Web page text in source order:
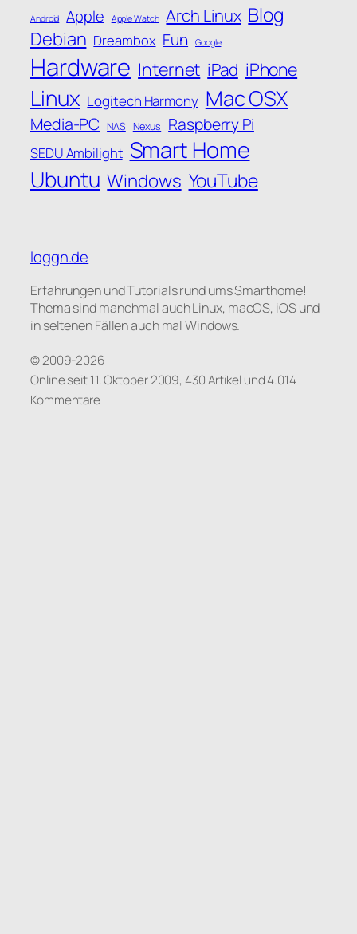
Android Apple Apple Watch Arch Linux Blog
Debian Dreambox Fun Google
Hardware Internet iPad iPhone
Linux Logitech Harmony Mac OSX
Media-PC NAS Nexus Raspberry Pi
SEDU Ambilight Smart Home
Ubuntu Windows YouTube
loggn.de
Erfahrungen und Tutorials rund ums Smarthome!
Thema sind manchmal auch Linux, macOS, iOS und
in seltenen Fällen auch mal Windows.
© 2009-2026
Online seit 11. Oktober 2009, 430 Artikel und 4.014
Kommentare